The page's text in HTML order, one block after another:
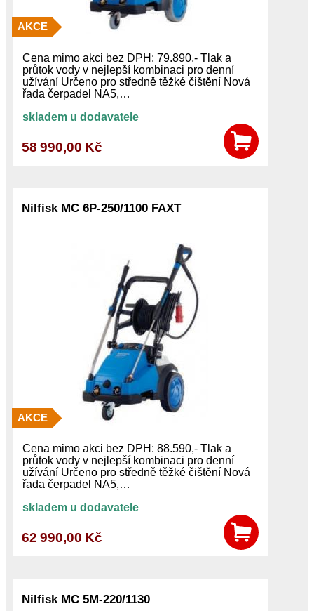
AKCE
Cena mimo akci bez DPH: 79.890,- Tlak a
průtok vody v nejlepší kombinaci pro denní
užívání Určeno pro středně těžké čištění Nová
řada čerpadel NA5,…
skladem u dodavatele
58 990,00 Kč
Nilfisk MC 6P-250/1100 FAXT
AKCE
Cena mimo akci bez DPH: 88.590,- Tlak a
průtok vody v nejlepší kombinaci pro denní
užívání Určeno pro středně těžké čištění Nová
řada čerpadel NA5,…
skladem u dodavatele
62 990,00 Kč
Nilfisk MC 5M-220/1130